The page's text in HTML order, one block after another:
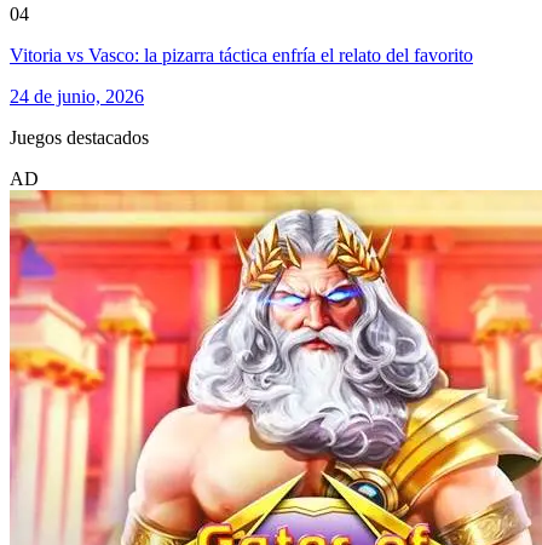
04
Vitoria vs Vasco: la pizarra táctica enfría el relato del favorito
24 de junio, 2026
Juegos destacados
AD